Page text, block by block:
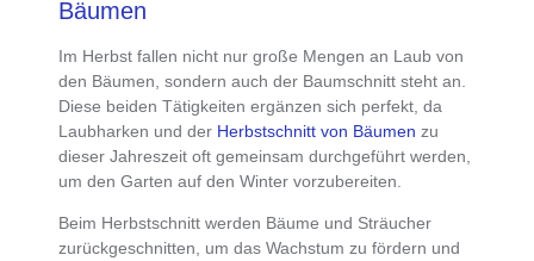
Bäumen
Im Herbst fallen nicht nur große Mengen an Laub von
den Bäumen, sondern auch der Baumschnitt steht an.
Diese beiden Tätigkeiten ergänzen sich perfekt, da
Laubharken und der Herbstschnitt von Bäumen zu
dieser Jahreszeit oft gemeinsam durchgeführt werden
um den Garten auf den Winter vorzubereiten.
Beim Herbstschnitt werden Bäume und Sträucher
zurückgeschnitten , um das Wachstum zu fördern und